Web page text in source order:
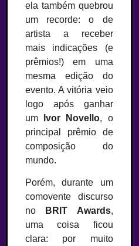
ela também quebrou
um recorde: o de
artista a receber
mais indicações (e
prêmios!) em uma
mesma edição do
evento. A vitória veio
logo após ganhar
um
Ivor Novello, o
principal prêmio de
composição do
mundo.
Porém, durante um
comovente discurso
no
BRIT Awards,
uma coisa ficou
clara: por muito